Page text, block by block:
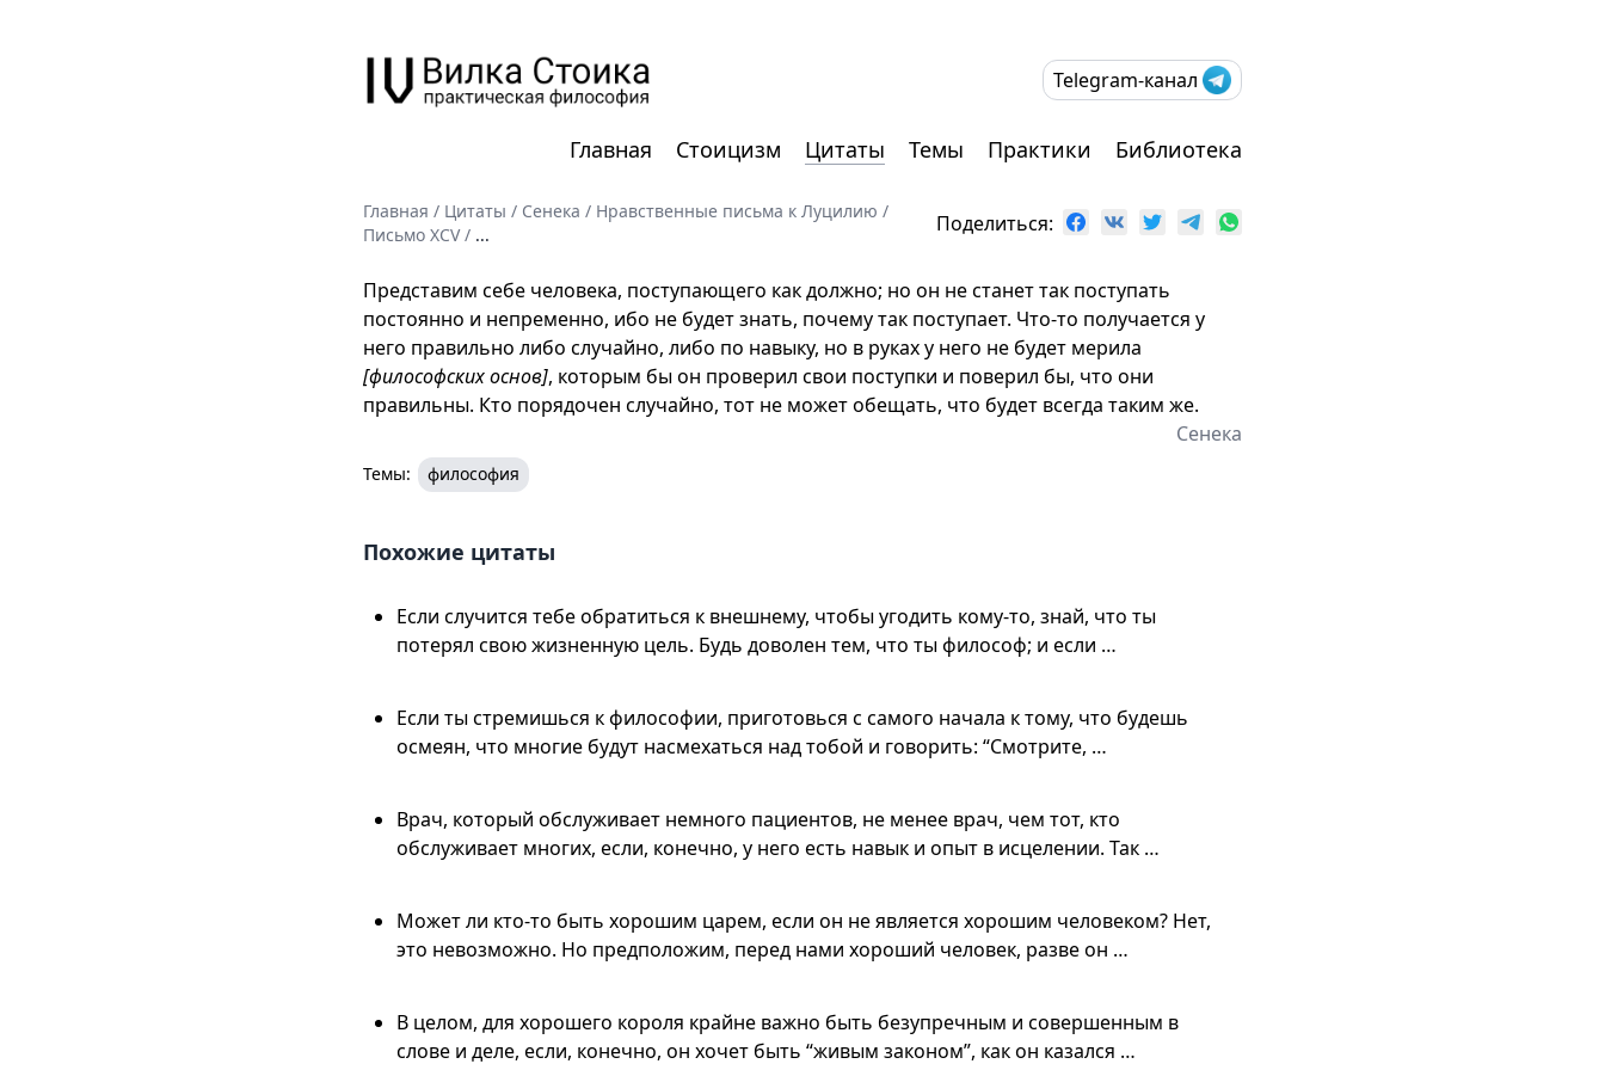
Telegram-канал
Главная Стоицизм Цитаты Темы Практики Библиотека
Главная / Цитаты / Сенека / Нравственные письма к Луцилию /
Письмо XCV/ ... Поделиться:
Представим себе человека, поступающего как должно; но он не станет так поступать
постоянно и непременно, ибо не будет знать, почему так поступает. Что-то получается у
него правильно либо случайно, либо по навыку, но в руках у него не будет мерила
[философских основ], которым бы он проверил свои поступки и поверил бы, что они
правильны. Кто порядочен случайно, тот не может обещать, что будет всегда таким же.
Сенека
Темы: философия
Похожие цитаты
Если случится тебе обратиться к внешнему, чтобы угодить кому-то, знай, что ты
потерял свою жизненную цель. Будь доволен тем, что ты философ; и если …
Если ты стремишься к философии, приготовься с самого начала к тому, что будешь
осмеян, что многие будут насмехаться над тобой и говорить: “Смотрите, …
Врач, который обслуживает немного пациентов, не менее врач, чем тот, кто
обслуживает многих, если, конечно, у него есть навык и опыт в исцелении. Так …
Может ли кто-то быть хорошим царем, если он не является хорошим человеком? Нет,
это невозможно. Но предположим, перед нами хороший человек, разве он …
В целом, для хорошего короля крайне важно быть безупречным и совершенным в
слове и деле, если, конечно, он хочет быть “живым законом”, как он казался …